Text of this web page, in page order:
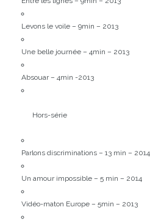
Levons le voile – 9min – 2013
Une belle journée – 4min – 2013
Absouar – 4min -2013
Hors-série
Parlons discriminations – 13 min – 2014
Un amour impossible – 5 min – 2014
Vidéo-maton Europe – 5min – 2013